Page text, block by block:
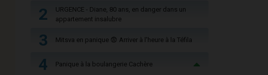
2
URGENCE - Diane, 80 ans, en danger dans un
appartement insalubre
3 Mitsva en panique 😨 Arriver à l'heure à la Téfila
4 Panique à la boulangerie Cachère